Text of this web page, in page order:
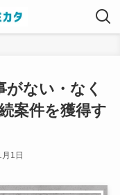
ない・なく
案件を獲得す
1日